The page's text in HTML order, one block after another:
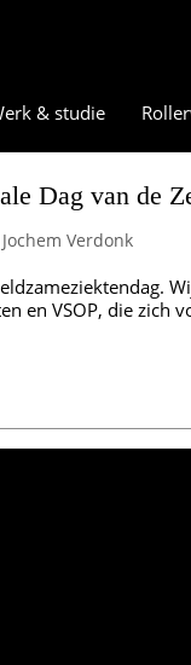
& studie
Dag van de
Jochem Verdonk
en VSOP, die zich